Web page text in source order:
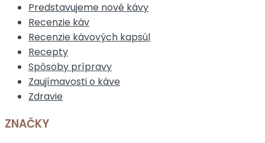
Predstavujeme nové kávy
Recenzie káv
Recenzie kávových kapsúl
Recepty
Spôsoby prípravy
Zaujímavosti o káve
Zdravie
ZNAČKY